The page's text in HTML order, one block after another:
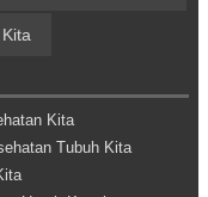
Kita
Tubuh Kita